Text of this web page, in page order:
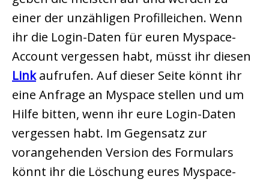
einer der unzähligen Profilleichen. Wenn
ihr die Login-Daten für euren Myspace-
Account vergessen habt, müsst ihr diesen
Linkaufrufen. Auf dieser Seite könnt ihr
eine Anfrage an Myspace stellen und um
Hilfe bitten, wenn ihr eure Login-Daten
vergessen habt. Im Gegensatz zur
vorangehenden Version des Formulars
könnt ihr die Löschung eures Myspace-